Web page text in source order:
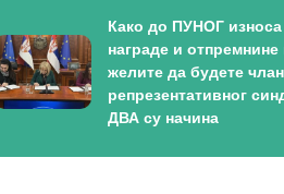
Како до ПУНОГ износа
награде и отпремнине
желите да будете члан
репрезентативног
ДВА су начина